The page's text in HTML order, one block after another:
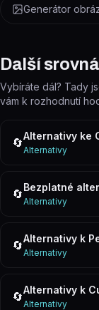
Generátor
Další
Vybíráte dál? Tady
vám k rozhodnutí
🔄Alternativy ke
Alternativy
🔄Bezplatné
Alternativy
🔄Alternativy k
Alternativy
🔄Alternativy k
Alternativy